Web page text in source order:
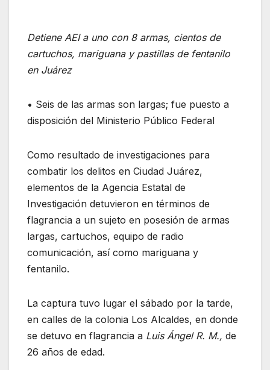
Detiene AEI a uno con 8 armas, cientos de
cartuchos, mariguana y pastillas de fentanilo
en Juárez
• Seis de las armas son largas; fue puesto a
disposición del Ministerio Público Federal
Como resultado de investigaciones para
combatir los delitos en Ciudad Juárez,
elementos de la Agencia Estatal de
Investigación detuvieron en términos de
flagrancia a un sujeto en posesión de armas
largas, cartuchos, equipo de radio
comunicación, así como mariguana y
fentanilo.
La captura tuvo lugar el sábado por la tarde,
en calles de la colonia Los Alcaldes, en donde
se detuvo en flagrancia a Luis Ángel R. M., de
26 años de edad.